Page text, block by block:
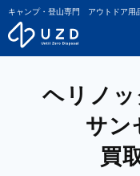
キャンプ・登山専門 アウトドア用
ヘリノ
サン
買